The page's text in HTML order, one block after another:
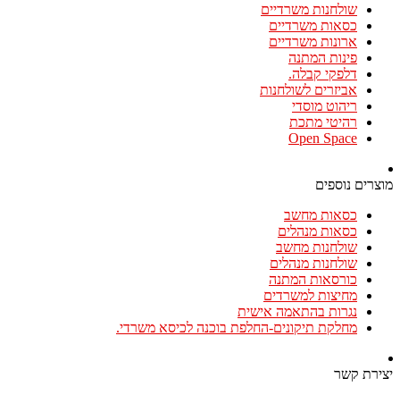
שולחנות משרדיים
כסאות משרדיים
ארונות משרדיים
פינות המתנה
דלפקי קבלה.
אביזרים לשולחנות
ריהוט מוסדי
רהיטי מתכת
Open Space
מוצרים נוספים
כסאות מחשב
כסאות מנהלים
שולחנות מחשב
שולחנות מנהלים
כורסאות המתנה
מחיצות למשרדים
נגרות בהתאמה אישית
מחלקת תיקונים-החלפת בוכנה לכיסא משרדי.
יצירת קשר